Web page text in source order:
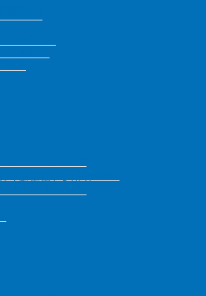
（廚房用）- 切刀
列
SIRUBA – JUKI)
PEGASUS – SIRUBA)
JUKI – SIRUBA)